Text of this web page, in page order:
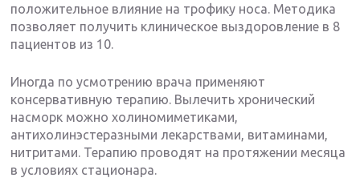
положительное влияние на трофику носа. Методика
позволяет получить клиническое выздоровление в 8
пациентов из 10.
Иногда по усмотрению врача применяют
консервативную терапию. Вылечить хронический
насморк можно холиномиметиками,
антихолинэстеразными лекарствами, витаминами,
нитритами. Терапию проводят на протяжении месяца
в условиях стационара.